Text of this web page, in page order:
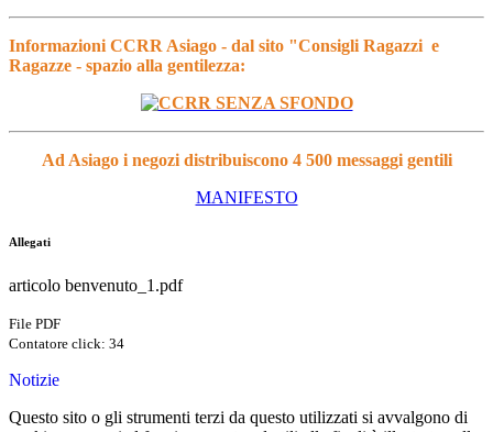
Informazioni CCRR Asiago - dal sito "Consigli Ragazzi e
Ragazze - spazio alla gentilezza:
Ad Asiago i negozi distribuiscono 4 500 messaggi gentili
MANIFESTO
Allegati
articolo benvenuto_1.pdf
File PDF
Contatore click: 34
Notizie
Questo sito o gli strumenti terzi da questo utilizzati si avvalgono di